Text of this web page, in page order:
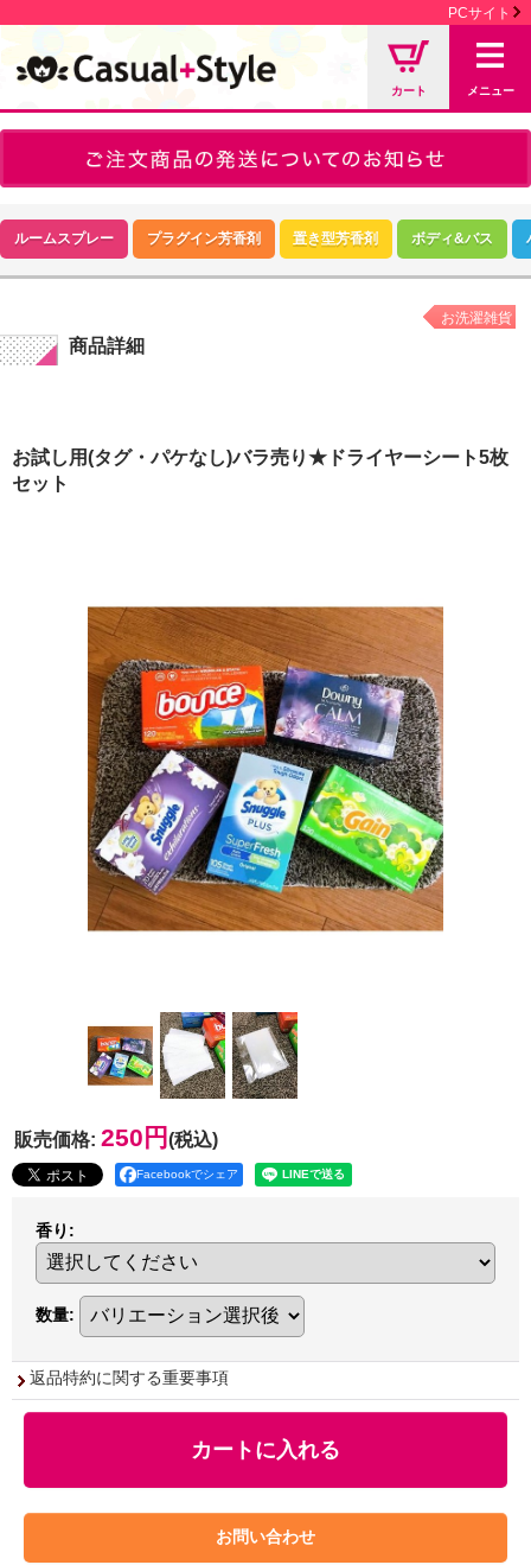
PCサイト
カート メニュー
ルームスプレー プラグイン芳香剤 置き型芳香剤 ボディ&バス
商品詳細
お洗濯雑貨
お試し用(タグ・パケなし)バラ売り★ドライヤーシート5枚
セット
販売価格: 250円 (税込)
Facebookでシェア
香り :
数量:
返品特約に関する重要事項